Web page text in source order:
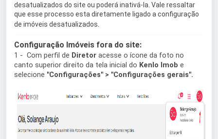
desatualizados do site ou poderá inativá-la. Vale ressaltar
que esse processo esta diretamente ligado a configuração
de imóveis desatualizados.
Configuração Imóveis fora do site:
1 - Com perfil de Diretor acesse o ícone da foto no
canto superior direito da tela inicial do Kenlo Imob e
selecione "Configurações" > "Configurações gerais".